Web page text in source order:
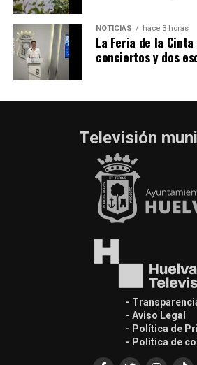
NOTICIAS hace 3 horas
La Feria de la
conciertos y dos
Televisión
-
- Aviso Legal
- Política de
- Política de